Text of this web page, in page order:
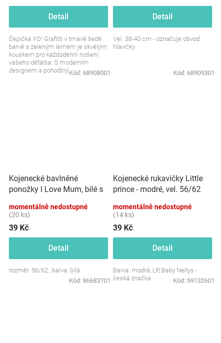
Detail
Čepička YO! Grafitti v tmavě šedé
barvě s zeleným lemem je skvélým
kouskem pro každodenní nošení
vašeho děťátka. S moderním
designem a pohodlnýmKód: 68908001
Detail
Vel. 38-40 cm - označuje obvod
hlavičky
Kód: 68909301
Kojenecké bavlněné
ponožky I Love Mum, bílé s
momentálně nedostupné
(20 ks)
39 Kč
Detail
rozměr: 56/62 , barva: bílá
Kód: 86683701
Kojenecké rukavičky Little
prince - modré, vel. 56/62
momentálně nedostupné
(14 ks)
39 Kč
Detail
Barva: modrá, LP, Baby Nellys -
česká značka
Kód: 59132601